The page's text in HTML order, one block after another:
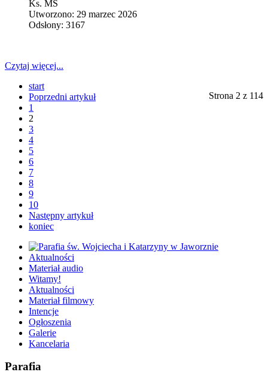
Ks. MS
Utworzono: 29 marzec 2026
Odsłony: 3167
Czytaj więcej...
Strona 2 z 114
start
Poprzedni artykuł
1
2
3
4
5
6
7
8
9
10
Następny artykuł
koniec
Aktualności
Materiał audio
Witamy!
Aktualności
Materiał filmowy
Intencje
Ogłoszenia
Galerie
Kancelaria
Parafia